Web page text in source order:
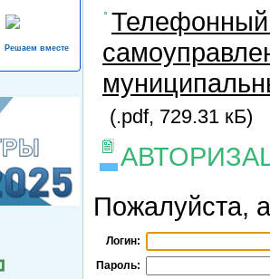
Решаем вместе
Телефонный
(.pdf, 729.31 кБ)
Пожалуйста,
Логин:
Пароль: